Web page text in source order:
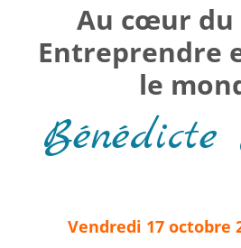
Au cœur du
Entreprendre
le
Bénédicte
Vendredi 17 octobre